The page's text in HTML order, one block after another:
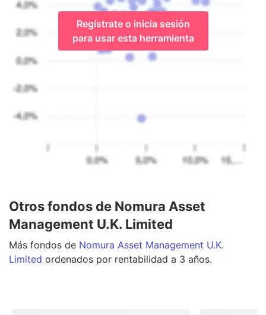
Regístrate o inicia sesión
para usar esta herramienta
Otros fondos de Nomura Asset
Management U.K. Limited
Más fondos de Nomura Asset Management U.K.
Limited ordenados por rentabilidad a 3 años.